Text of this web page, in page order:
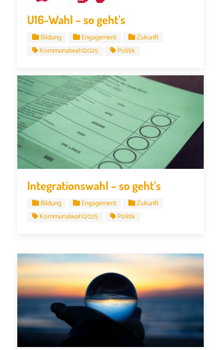
U16-Wahl – so geht’s
Bildung Engagement
Zukunft
Kommunalwahl2025
Politik
Integrationswahl – so geht’s
Bildung Engagement
Zukunft
Kommunalwahl2025
Politik